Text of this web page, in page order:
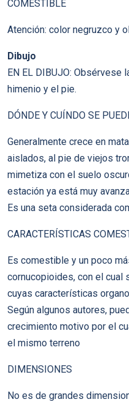
COMESTIBLE
Atención: color negruzco y
Dibujo
EN EL DIBUJO: Obsérvese
himenio y el pie.
DÓNDE Y CUÍNDO SE
Generalmente crece en
aislados, al pie de viejos
mimetiza con el suelo
estación ya está muy
Es una seta considerada
CARACTERÍSTICAS
Es comestible y un poco
cornucopioides, con el cual
cuyas características
Según algunos autores,
crecimiento motivo por el
el mismo terreno
DIMENSIONES
No es de grandes